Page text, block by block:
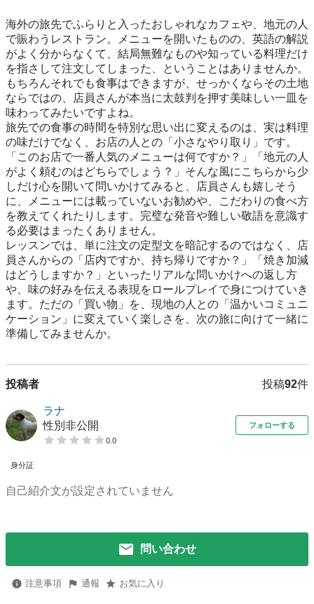
海外の旅先でふらりと入ったおしゃれなカフェや、地元の人
で賑わうレストラン。メニューを開いたものの、英語の解説
がよく分からなくて、結局無難なものや知っている料理だけ
を指さして注文してしまった、ということはありませんか。
もちろんそれでも食事はできますが、せっかくならその土地
ならではの、店員さんが本当に太鼓判を押す美味しい一皿を
味わってみたいですよね。
旅先での食事の時間を特別な思い出に変えるのは、実は料理
の味だけでなく、お店の人との「小さなやり取り」です。
「このお店で一番人気のメニューは何ですか？」「地元の人
がよく頼むのはどちらでしょう？」そんな風にこちらから少
しだけ心を開いて問いかけてみると、店員さんも嬉しそう
に、メニューには載っていないお勧めや、こだわりの食べ方
を教えてくれたりします。完璧な発音や難しい敬語を意識す
る必要はまったくありません。
レッスンでは、単に注文の定型文を暗記するのではなく、店
員さんからの「店内ですか、持ち帰りですか？」「焼き加減
はどうしますか？」といったリアルな問いかけへの返し方
や、味の好みを伝える表現をロールプレイで身につけていき
ます。ただの「買い物」を、現地の人との「温かいコミュニ
ケーション」に変えていく楽しさを、次の旅に向けて一緒に
準備してみませんか。
投稿者 投稿92件
ラナ
性別非公開
0.0
フォローする
身分証
自己紹介文が設定されていません
問い合わせ
注意事項 通報 お気に入り